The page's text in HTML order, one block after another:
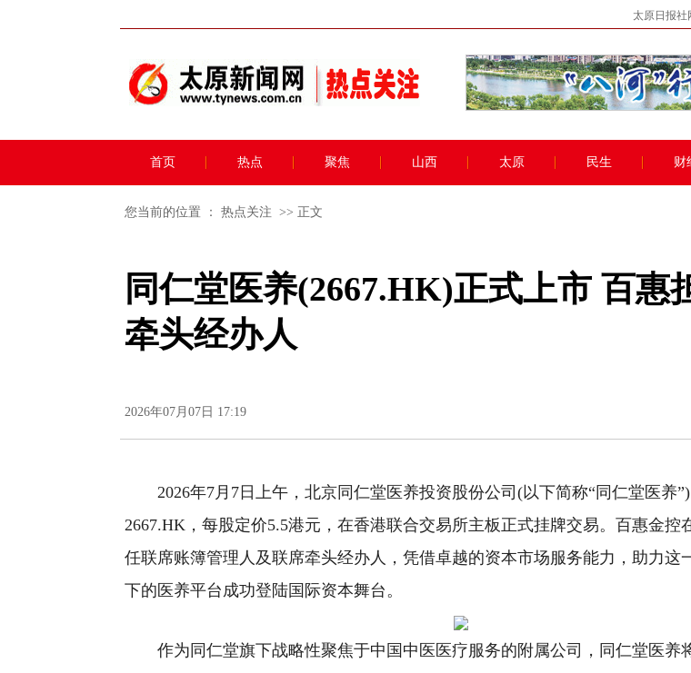
太原日报社
首页 热点 聚焦 山西 太原 民生 财
您当前的位置 ： 热点关注 >> 正文
同仁堂医养(2667.HK)正式上市 百惠
牵头经办人
2026年07月07日 17:19
2026年7月7日上午，北京同仁堂医养投资股份公司(以下简称“同仁堂医养
2667.HK，每股定价5.5港元，在香港联合交易所主板正式挂牌交易。百惠金控
任联席账簿管理人及联席牵头经办人，凭借卓越的资本市场服务能力，助力这
下的医养平台成功登陆国际资本舞台。
作为同仁堂旗下战略性聚焦于中国中医医疗服务的附属公司，同仁堂医养将